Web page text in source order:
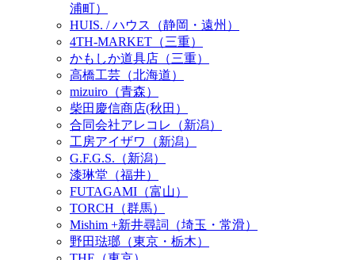
浦町）
HUIS. / ハウス（静岡・遠州）
4TH-MARKET（三重）
かもしか道具店（三重）
高橋工芸（北海道）
mizuiro（青森）
柴田慶信商店(秋田）
合同会社アレコレ（新潟）
工房アイザワ（新潟）
G.F.G.S.（新潟）
漆琳堂（福井）
FUTAGAMI（富山）
TORCH（群馬）
Mishim +新井尋詞（埼玉・常滑）
野田琺瑯（東京・栃木）